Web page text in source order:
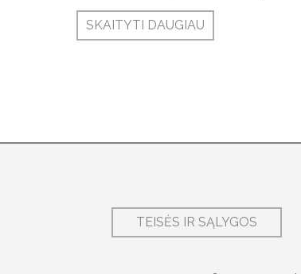
SKAITYTI DAUGIAU
TEISĖS IR SĄLYGOS